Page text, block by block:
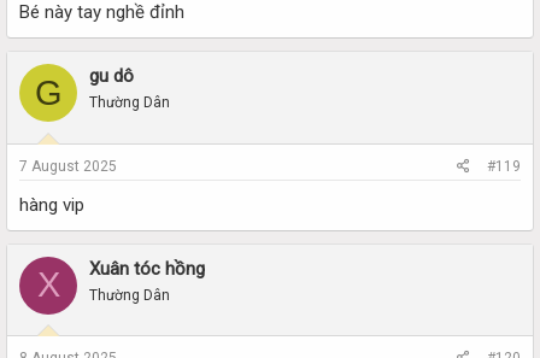
Bé này tay nghề đỉnh
G gu dô
Thường Dân
7 August 2025 #119
hàng vip
X Xuân tóc hồng
Thường Dân